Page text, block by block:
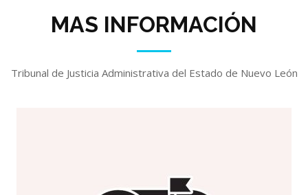
MAS INFORMACIÓN
Tribunal de Justicia Administrativa del Estado de Nuevo León